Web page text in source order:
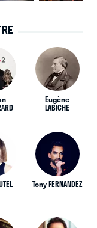
Eugène
LABICHE
Tony FERNANDEZ